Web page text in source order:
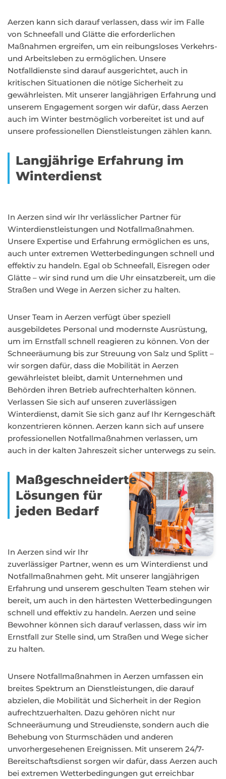
Aerzen kann sich darauf verlassen, dass wir im Falle
von Schneefall und Glätte die erforderlichen
Maßnahmen ergreifen, um ein reibungsloses Verkehrs-
und Arbeitsleben zu ermöglichen. Unsere
Notfalldienste sind darauf ausgerichtet, auch in
kritischen Situationen die nötige Sicherheit zu
gewährleisten. Mit unserer langjährigen Erfahrung und
unserem Engagement sorgen wir dafür, dass Aerzen
auch im Winter bestmöglich vorbereitet ist und auf
unsere professionellen Dienstleistungen zählen kann.
Langjährige Erfahrung im
Winterdienst
In Aerzen sind wir Ihr verlässlicher Partner für
Winterdienstleistungen und Notfallmaßnahmen.
Unsere Expertise und Erfahrung ermöglichen es uns,
auch unter extremen Wetterbedingungen schnell und
effektiv zu handeln. Egal ob Schneefall, Eisregen oder
Glätte – wir sind rund um die Uhr einsatzbereit, um die
Straßen und Wege in Aerzen sicher zu halten.
Unser Team in Aerzen verfügt über speziell
ausgebildetes Personal und modernste Ausrüstung,
um im Ernstfall schnell reagieren zu können. Von der
Schneeräumung bis zur Streuung von Salz und Splitt –
wir sorgen dafür, dass die Mobilität in Aerzen
gewährleistet bleibt, damit Unternehmen und
Behörden ihren Betrieb aufrechterhalten können.
Verlassen Sie sich auf unseren zuverlässigen
Winterdienst, damit Sie sich ganz auf Ihr Kerngeschäft
konzentrieren können. Aerzen kann sich auf unsere
professionellen Notfallmaßnahmen verlassen, um
auch in der kalten Jahreszeit sicher unterwegs zu sein.
Maßgeschneiderte
Lösungen für
jeden Bedarf
In Aerzen sind wir Ihr
zuverlässiger Partner, wenn es um Winterdienst und
Notfallmaßnahmen geht. Mit unserer langjährigen
Erfahrung und unserem geschulten Team stehen wir
bereit, um auch in den härtesten Wetterbedingungen
schnell und effektiv zu handeln. Aerzen und seine
Bewohner können sich darauf verlassen, dass wir im
Ernstfall zur Stelle sind, um Straßen und Wege sicher
zu halten.
Unsere Notfallmaßnahmen in Aerzen umfassen ein
breites Spektrum an Dienstleistungen, die darauf
abzielen, die Mobilität und Sicherheit in der Region
aufrechtzuerhalten. Dazu gehören nicht nur
Schneeräumung und Streudienste, sondern auch die
Behebung von Sturmschäden und anderen
unvorhergesehenen Ereignissen. Mit unserem 24/7-
Bereitschaftsdienst sorgen wir dafür, dass Aerzen auch
bei extremen Wetterbedingungen gut erreichbar